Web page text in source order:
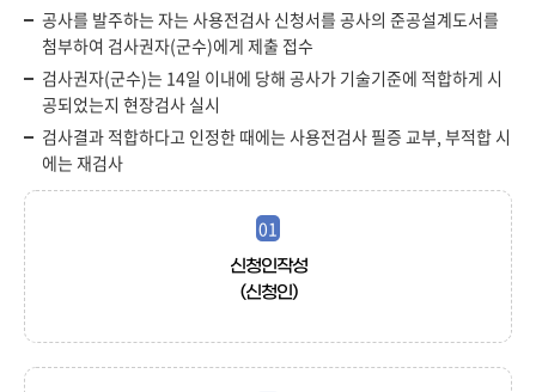
공사를 발주하는 자는 사용전검사 신청서를 공사의 준공설계도서를
첨부하여 검사권자(군수)에게 제출 접수
검사권자(군수)는 14일 이내에 당해 공사가 기술기준에 적합하게 시
공되었는지 현장검사 실시
검사결과 적합하다고 인정한 때에는 사용전검사 필증 교부, 부적합 시
에는 재검사
01
신청인작성
(신청인)